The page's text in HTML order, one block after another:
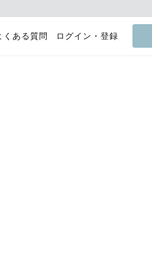
くある質問 ログイン・登録